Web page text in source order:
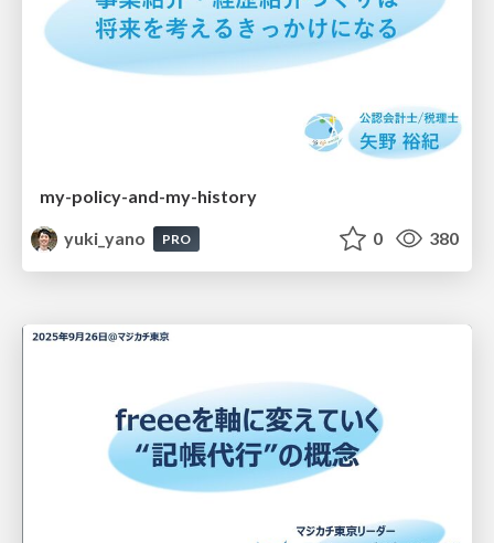
my-policy-and-my-history
yuki_yano
PRO 0 380